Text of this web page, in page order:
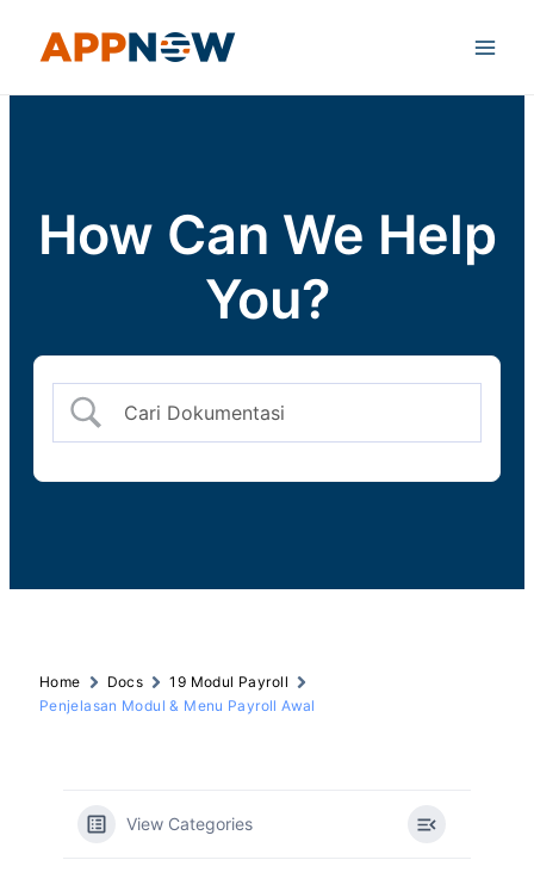
How Can We Help
You?
Home Docs
19 Modul Payroll
Penjelasan Modul & Menu Payroll Awal
View Categories